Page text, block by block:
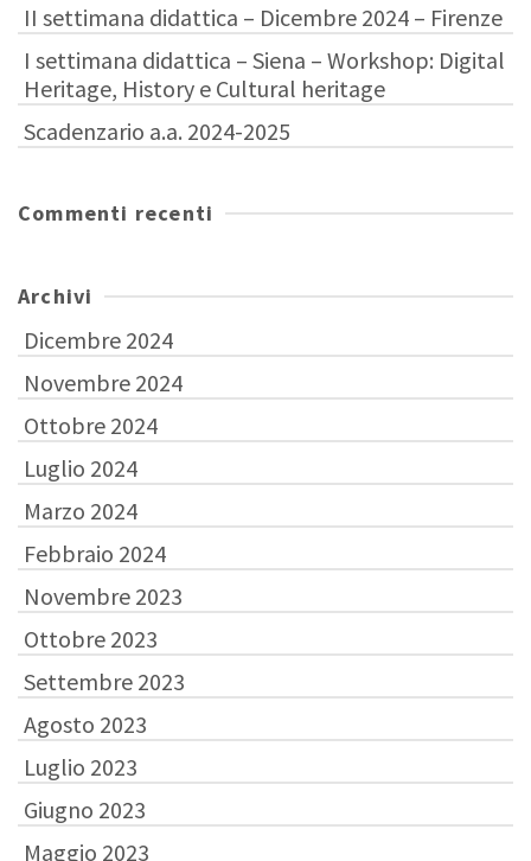
II settimana didattica – Dicembre 2024 – Firenze
I settimana didattica – Siena – Workshop: Digital
Heritage, History e Cultural heritage
Scadenzario a.a. 2024-2025
Commenti recenti
Archivi
Dicembre 2024
Novembre 2024
Ottobre 2024
Luglio 2024
Marzo 2024
Febbraio 2024
Novembre 2023
Ottobre 2023
Settembre 2023
Agosto 2023
Luglio 2023
Giugno 2023
Maggio 2023